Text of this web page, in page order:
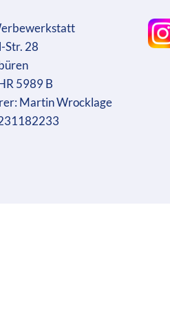
Str. 28
5989 B
Martin Wrocklage